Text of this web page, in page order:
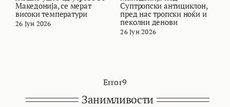
Македонија, се мерат
високи температури
26 Јун 2026
Суптропски антициклон,
пред нас тропски ноќи и
пеколни денови
26 Јун 2026
Error9
Занимливости